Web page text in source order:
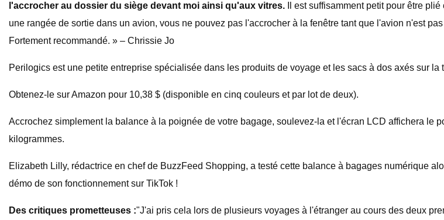
l'accrocher au dossier du siège devant moi ainsi qu'aux vitres. Il est suffisamment petit pour être
une rangée de sortie dans un avion, vous ne pouvez pas l'accrocher à la fenêtre tant que l'avion n'est
Fortement recommandé. » – Chrissie Jo
Perilogics est une petite entreprise spécialisée dans les produits de voyage et les sacs à dos axés sur la
Obtenez-le sur Amazon pour 10,38 $ (disponible en cinq couleurs et par lot de deux).
Accrochez simplement la balance à la poignée de votre bagage, soulevez-la et l'écran LCD affichera le
kilogrammes.
Elizabeth Lilly, rédactrice en chef de BuzzFeed Shopping, a testé cette balance à bagages numérique
démo de son fonctionnement sur TikTok !
Des critiques prometteuses :"J'ai pris cela lors de plusieurs voyages à l'étranger au cours des deux